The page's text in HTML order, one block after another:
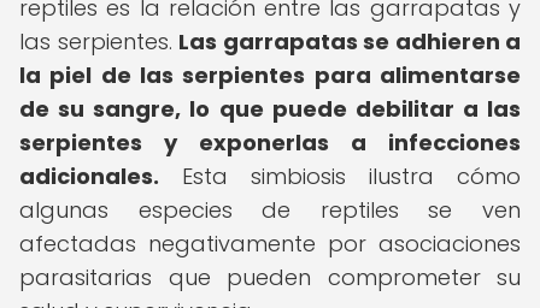
reptiles es la relación entre las garrapatas y
las serpientes. Las garrapatas se adhieren a
la piel de las serpientes para alimentarse
de su sangre, lo que puede debilitar a las
serpientes y exponerlas a infecciones
adicionales. Esta simbiosis ilustra cómo
algunas especies de reptiles se ven
afectadas negativamente por asociaciones
parasitarias que pueden comprometer su